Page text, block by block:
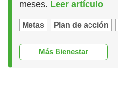
meses. Leer artículo
Metas Plan de acción
Más Bienestar